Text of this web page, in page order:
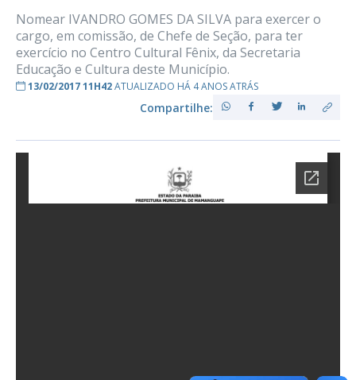
Nomear IVANDRO GOMES DA SILVA para exercer o
cargo, em comissão, de Chefe de Seção, para ter
exercício no Centro Cultural Fênix, da Secretaria
Educação e Cultura deste Município.
13/02/2017 11H42ATUALIZADO HÁ 4 ANOS ATRÁS
Compartilhe: